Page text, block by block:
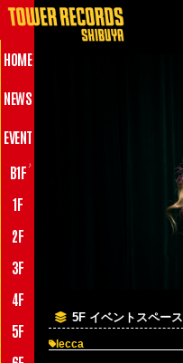
HOME
NEWS
EVENT
B1F ♪
1F
2F
3F
4F
5F
5F イベントスペース
lecca